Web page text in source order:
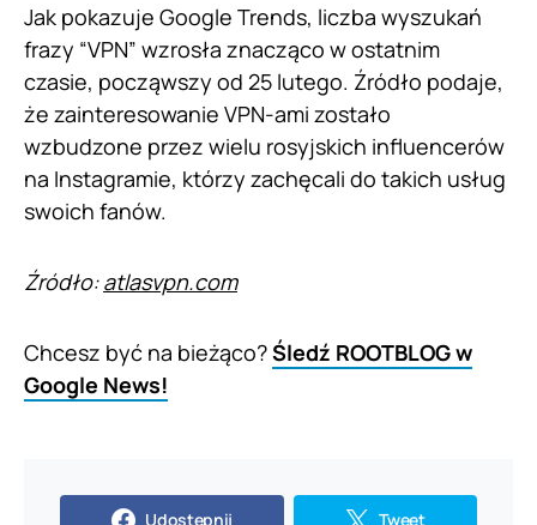
Jak pokazuje Google Trends, liczba wyszukań
frazy “VPN” wzrosła znacząco w ostatnim
czasie, począwszy od 25 lutego. Źródło podaje,
że zainteresowanie VPN-ami zostało
wzbudzone przez wielu rosyjskich influencerów
na Instagramie, którzy zachęcali do takich usług
swoich fanów.
Źródło:atlasvpn.com
Chcesz być na bieżąco?Śledź ROOTBLOG w
Google News!
Udostępnij Tweet